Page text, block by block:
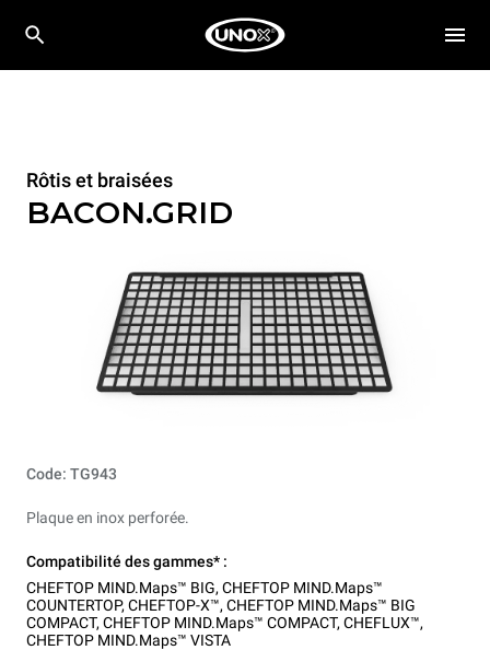
Rôtis et braisées
BACON.GRID
Code: TG943
Plaque en inox perforée.
Compatibilité des gammes* :
CHEFTOP MIND.Maps™ BIG, CHEFTOP MIND.Maps™
COUNTERTOP, CHEFTOP-X™, CHEFTOP MIND.Maps™ BIG
COMPACT, CHEFTOP MIND.Maps™ COMPACT, CHEFLUX™,
CHEFTOP MIND.Maps™ VISTA